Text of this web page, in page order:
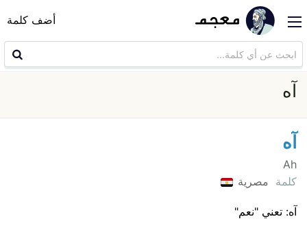
أضف كلمة
آه
آه
Ah
كلمة مصرية
آه: تعني "نعم"